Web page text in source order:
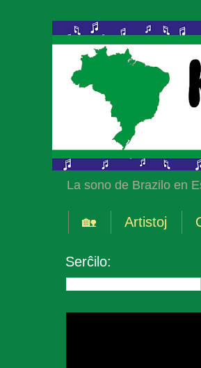
La sono de Brazilo en
🏡 Artistoj
Serĉilo: